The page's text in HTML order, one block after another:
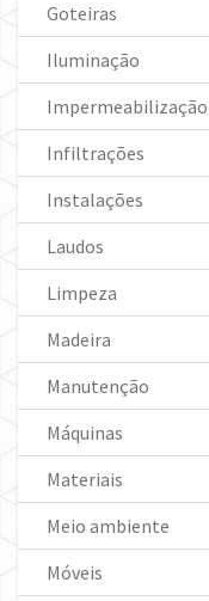
Goteiras
Iluminação
Impermeabilização
Infiltrações
Instalações
Laudos
Limpeza
Madeira
Manutenção
Máquinas
Materiais
Meio ambiente
Móveis